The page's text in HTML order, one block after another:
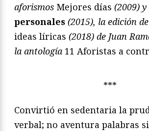
aforismos Mejores días (2009) y
personales (2015), la edición de
ideas líricas (2018) de Juan
la antología 11 Aforistas a
***
Convirtió en sedentaria la
verbal; no aventura palabras